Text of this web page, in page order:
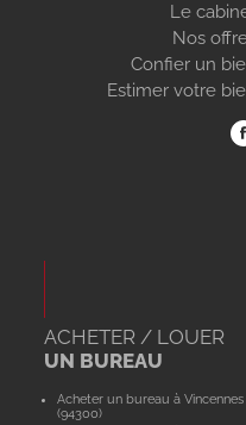
Le
Nos
Confier un
Estimer votre
ACHETER / LOUER
UN BUREAU
Acheter un bureau à Vincennes
(94300)